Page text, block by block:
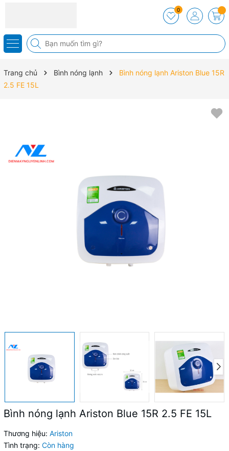
0
Trang chủ Bình nóng lạnh
Bình nóng lạnh Ariston Blue 15R
2.5 FE 15L
Bình nóng lạnh Ariston Blue 15R 2.5 FE 15L
Thương hiệu: Ariston
Tình trạng: Còn hàng